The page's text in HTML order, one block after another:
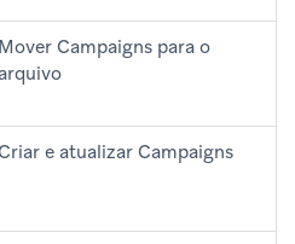
Mover Campaigns para o
e atualizar Campaigns